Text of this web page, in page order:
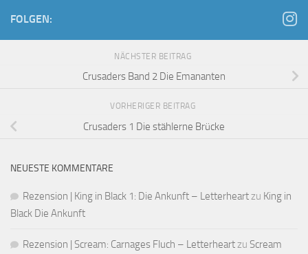
FOLGEN:
NÄCHSTER BEITRAG
Crusaders Band 2 Die Emananten
VORHERIGER BEITRAG
Crusaders 1 Die stählerne Brücke
NEUESTE KOMMENTARE
Rezension | King in Black 1: Die Ankunft – Letterheartzu King in
Black Die Ankunft
Rezension | Scream: Carnages Fluch – Letterheartzu Scream